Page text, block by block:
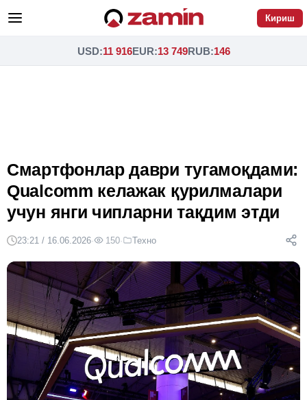
Кириш
USD:11 916EUR:13 749RUB:146
Смартфонлар даври тугамоқдами:
Qualcomm келажак қурилмалари
учун янги чипларни тақдим этди
23:21 / 16.06.2026· 150· Техно